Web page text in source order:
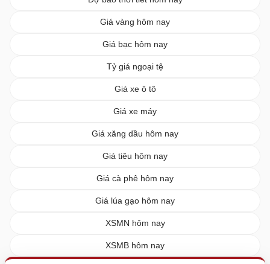
Giá vàng hôm nay
Giá bạc hôm nay
Tỷ giá ngoại tệ
Giá xe ô tô
Giá xe máy
Giá xăng dầu hôm nay
Giá tiêu hôm nay
Giá cà phê hôm nay
Giá lúa gạo hôm nay
XSMN hôm nay
XSMB hôm nay